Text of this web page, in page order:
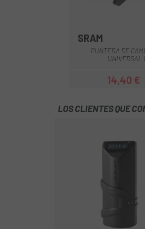
SRAM
PUNTERA DE
UNIVERSAL
14,40 €
LOS CLIENTES QUE